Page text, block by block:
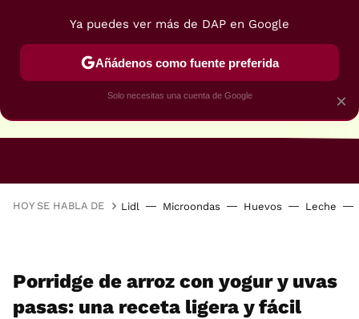
HOY SE HABLA DE Lidl Microondas Huevos Leche
Porridge de arroz con yogur y uvas
pasas: una receta ligera y fácil
×
Ya puedes ver más de DAP en Google
Añádenos como fuente preferida
Solo necesitas una cuenta de Google